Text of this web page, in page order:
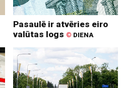
Pasaulē ir atvēries eiro
valūtas logs © DIENA